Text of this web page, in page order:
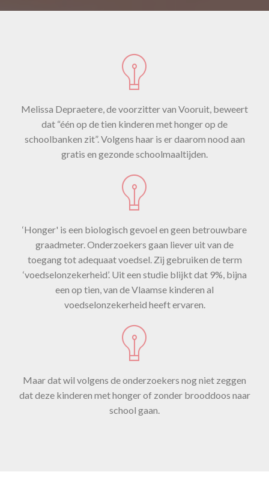
Melissa Depraetere, de voorzitter van Vooruit, beweert
dat “één op de tien kinderen met honger op de
schoolbanken zit”. Volgens haar is er daarom nood aan
gratis en gezonde schoolmaaltijden.
‘Honger' is een biologisch gevoel en geen betrouwbare
graadmeter. Onderzoekers gaan liever uit van de
toegang tot adequaat voedsel. Zij gebruiken de term
‘voedselonzekerheid’. Uit een studie blijkt dat 9%, bijna
een op tien, van de Vlaamse kinderen al
voedselonzekerheid heeft ervaren.
Maar dat wil volgens de onderzoekers nog niet zeggen
dat deze kinderen met honger of zonder brooddoos naar
school gaan.